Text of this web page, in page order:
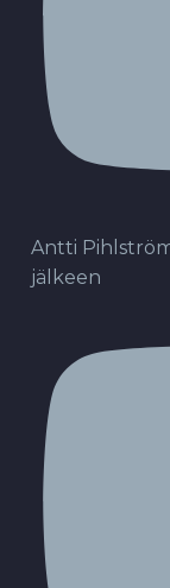
Antti
jälkeen